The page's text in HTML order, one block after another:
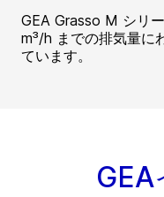
GEA Grasso M シリ
m³/h までの排気量に
ています。
GEA